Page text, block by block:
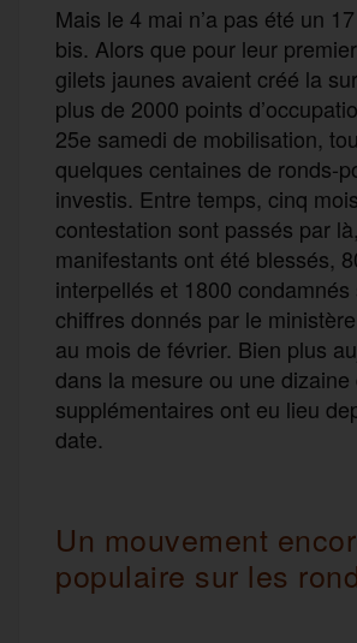
Mais le 4 mai n’a pas été un
bis. Alors que pour leur
gilets jaunes avaient créé la
plus de 2000 points
25e samedi de mobilisation,
quelques centaines de ronds-
investis. Entre temps, cinq
contestation sont passés par
manifestants ont été blessés,
interpellés et 1800 condamnés
chiffres donnés par le
au mois de février. Bien plus
dans la mesure ou une dizaine
supplémentaires ont eu lieu
date.
Un mouvement
populaire sur les